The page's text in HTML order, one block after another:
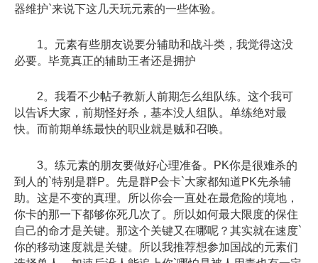
器维护`来说下这几天玩元素的一些体验。
1。元素有些朋友说要分辅助和战斗类，我觉得这没
必要。毕竟真正的辅助王者还是拥护
2。我看不少帖子教新人前期怎么组队练。这个我可
以告诉大家，前期怪好杀，基本没人组队。单练绝对最
快。而前期单练最快的职业就是贼和召唤。
3。练元素的朋友要做好心理准备。PK你是很难杀的
到人的`特别是群P。先是群P会卡`大家都知道PK先杀辅
助。这是不变的真理。所以你会一直处在最危险的境地，
你卡的那一下都够你死几次了。所以如何最大限度的保住
自己的命才是关键。那这个关键又在哪呢？其实就在速度`
你的移动速度就是关键。所以我推荐想参加国战的元素们